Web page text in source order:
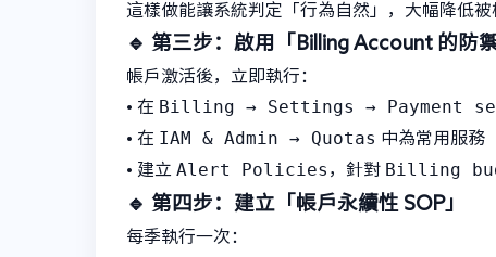
這樣做能讓系統判定「行為自然」，大幅降低被
🔹 第三步：啟用「Billing Account 的防禦
帳戶激活後，立即執行：
• 在 Billing → Settings → Payment
• 在 IAM & Admin → Quotas 中為常用服務
• 建立 Alert Policies ，針對 Billing
🔹 第四步：建立「帳戶永續性 SOP」
每季執行一次：